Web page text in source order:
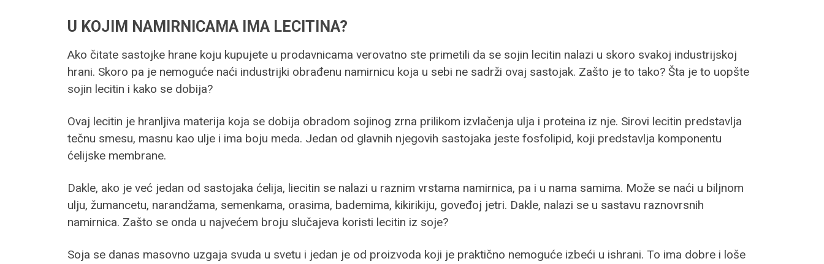
U KOJIM NAMIRNICAMA IMA LECITINA?
Ako čitate sastojke hrane koju kupujete u prodavnicama verovatno ste primetili da se sojin lecitin nalazi u skoro svakoj industrijskoj
hrani. Skoro pa je nemoguće naći industrijki obrađenu namirnicu koja u sebi ne sadrži ovaj sastojak. Zašto je to tako? Šta je to uopšte
sojin lecitin i kako se dobija?
Ovaj lecitin je hranljiva materija koja se dobija obradom sojinog zrna prilikom izvlačenja ulja i proteina iz nje. Sirovi lecitin predstavlja
tečnu smesu, masnu kao ulje i ima boju meda. Jedan od glavnih njegovih sastojaka jeste fosfolipid, koji predstavlja komponentu
ćelijske membrane.
Dakle, ako je već jedan od sastojaka ćelija, liecitin se nalazi u raznim vrstama namirnica, pa i u nama samima. Može se naći u biljnom
ulju, žumancetu, narandžama, semenkama, orasima, bademima, kikirikiju, goveđoj jetri. Dakle, nalazi se u sastavu raznovrsnih
namirnica. Zašto se onda u najvećem broju slučajeva koristi lecitin iz soje?
Soja se danas masovno uzgaja svuda u svetu i jedan je od proizvoda koji je praktično nemoguće izbeći u ishrani. To ima dobre i loše